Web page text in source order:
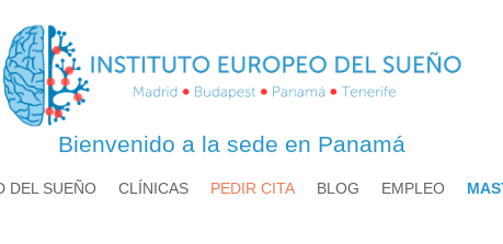
Bienvenido a la sede en Panamá
DEL SUEÑO CLÍNICAS PEDIR CITA BLOG EMPLEO